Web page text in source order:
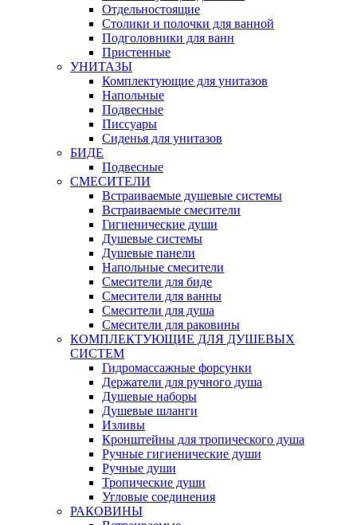
Отдельностоящие
Столики и полочки для ванной
Подголовники для ванн
Пристенные
УНИТАЗЫ
Комплектующие для унитазов
Напольные
Подвесные
Писсуары
Сиденья для унитазов
БИДЕ
Подвесные
СМЕСИТЕЛИ
Встраиваемые душевые системы
Встраиваемые смесители
Гигиенические души
Душевые системы
Душевые панели
Напольные смесители
Смесители для биде
Смесители для ванны
Смесители для душа
Смесители для раковины
КОМПЛЕКТУЮЩИЕ ДЛЯ ДУШЕВЫХ
СИСТЕМ
Гидромассажные форсунки
Держатели для ручного душа
Душевые наборы
Душевые шланги
Изливы
Кронштейны для тропического душа
Ручные гигиенические души
Ручные души
Тропические души
Угловые соединения
РАКОВИНЫ